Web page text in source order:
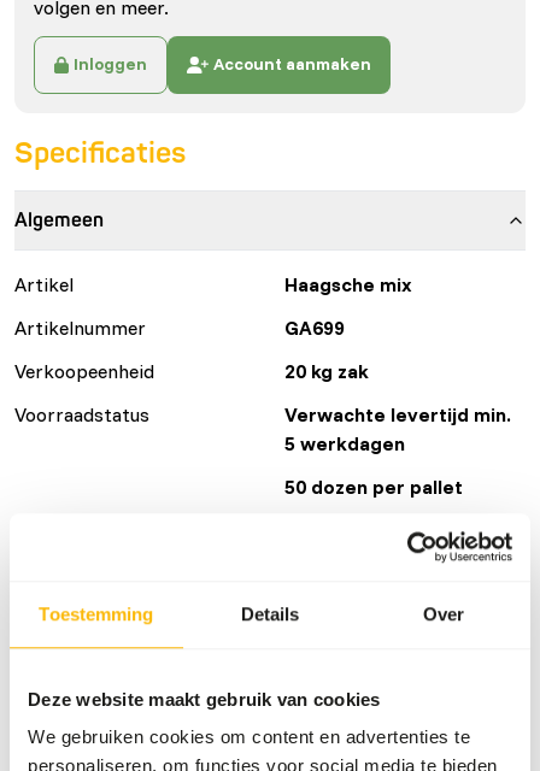
Toestemming Details Over
Deze website maakt gebruik van cookies
We gebruiken cookies om content en advertenties te
personaliseren, om functies voor social media te bieden
volgen en meer.
Inloggen Account aanmaken
Specificaties
Algemeen
Artikel
Haagsche mix
Artikelnummer
GA699
Verkoopeenheid
20 kg zak
Voorraadstatus
Verwachte levertijd min.
5 werkdagen
50 dozen per pallet
Merk Garvo
Voedingsadvies